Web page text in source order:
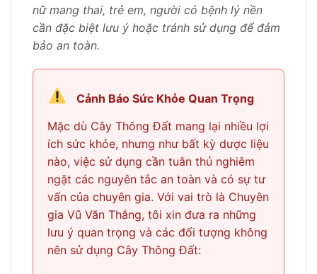
nữ mang thai, trẻ em, người có bệnh lý nền
cần đặc biệt lưu ý hoặc tránh sử dụng để đảm
bảo an toàn.
Cảnh Báo Sức Khỏe Quan Trọng
Mặc dù Cây Thông Đất mang lại nhiều lợi
ích sức khỏe, nhưng như bất kỳ dược liệu
nào, việc sử dụng cần tuân thủ nghiêm
ngặt các nguyên tắc an toàn và có sự tư
vấn của chuyên gia. Với vai trò là Chuyên
gia Vũ Văn Thắng, tôi xin đưa ra những
lưu ý quan trọng và các đối tượng không
nên sử dụng Cây Thông Đất: